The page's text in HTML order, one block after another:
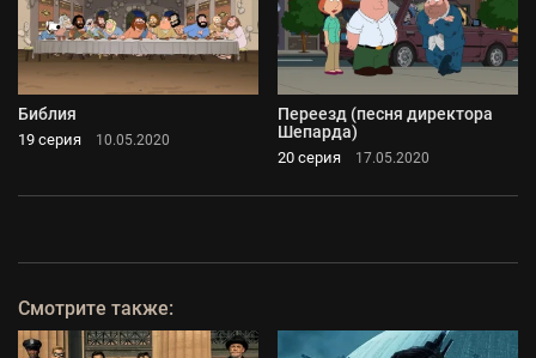
Библия
19 серия 10.05.2020
Переезд (песня директора
Шепарда)
20 серия 17.05.2020
Смотрите также: